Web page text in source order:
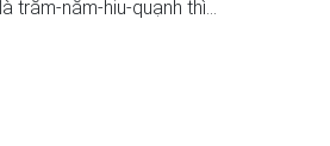
trăm-năm-hiu-quạnh thì...